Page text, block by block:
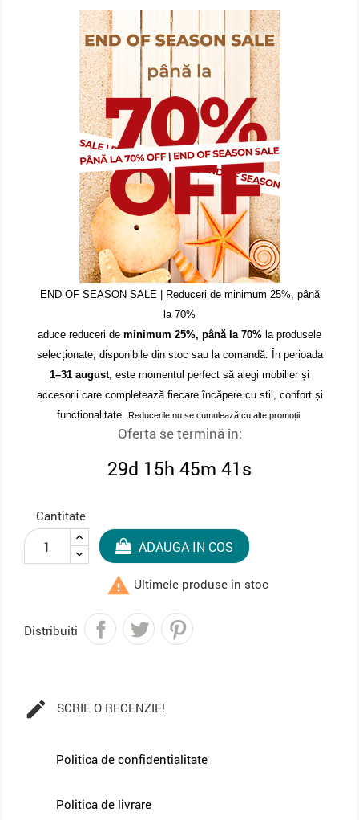
END OF SEASON SALE | Reduceri de minimum 25%, până
la 70%
aduce reduceri de minimum 25%, până la 70% la produsele
selecționate, disponibile din stoc sau la comandă. În perioada
1–31 august, este momentul perfect să alegi mobilier și
accesorii care completează fiecare încăpere cu stil, confort și
funcționalitate. Reducerile nu se cumulează cu alte promoții.
Oferta se termină în:
29d 15h 45m 40s
Cantitate
ADAUGA IN COS
 Ultimele produse in stoc
Distribuiti
 SCRIE O RECENZIE!
Politica de confidentialitate
Politica de livrare